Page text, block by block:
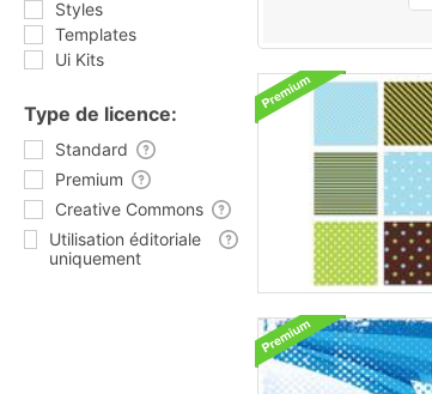
Styles
Templates
Ui Kits
Type de licence:
Standard
Premium
Creative Commons
Utilisation éditoriale
uniquement